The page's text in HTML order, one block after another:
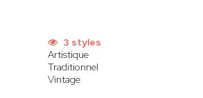
3 styles
Artistique
Traditionnel
Vintage